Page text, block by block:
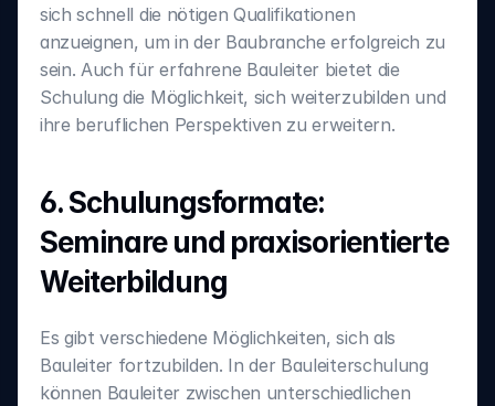
sich schnell die nötigen Qualifikationen
anzueignen, um in der Baubranche erfolgreich zu
sein. Auch für erfahrene Bauleiter bietet die
Schulung die Möglichkeit, sich weiterzubilden und
ihre beruflichen Perspektiven zu erweitern.
6. Schulungsformate:
Seminare und praxisorientierte
Weiterbildung
Es gibt verschiedene Möglichkeiten, sich als
Bauleiter fortzubilden. In der Bauleiterschulung
können Bauleiter zwischen unterschiedlichen